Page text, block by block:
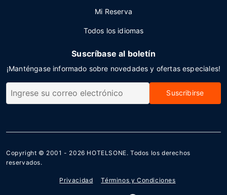
Mi Reserva
Todos los idiomas
Suscríbase al boletín
¡Manténgase informado sobre novedades y ofertas especiales!
Suscribirse
Copyright © 2001 - 2026 HOTELSONE. Todos los derechos
reservados.
Privacidad Términos y Condiciones